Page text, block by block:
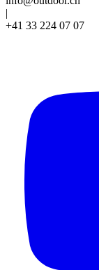
|
+41 33 224 07 07